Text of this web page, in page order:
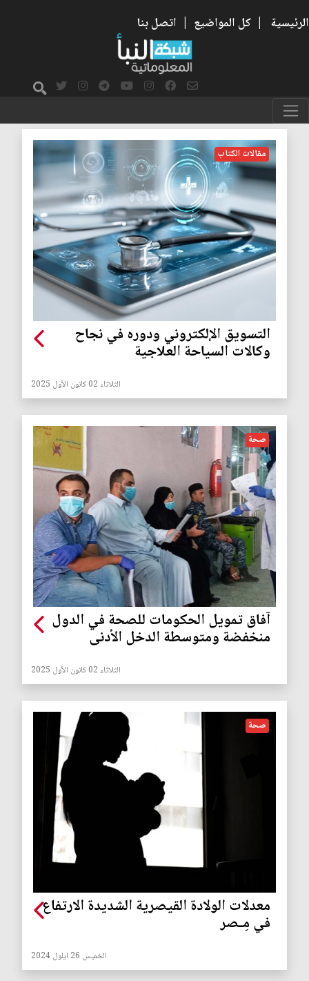
الرئيسية | كل المواضيع | اتصل بنا
الرعاية الصحية
مقالات الكتاب
التسويق الإلكتروني ودوره في نجاح
وكالات السياحة العلاجية
الثلاثاء 02 كانون الأول 2025
صحة
آفاق تمويل الحكومات للصحة في الدول
منخفضة ومتوسطة الدخل الأدنى
الثلاثاء 02 كانون الأول 2025
صحة
معدلات الولادة القيصرية الشديدة الارتفاع
في مِـصر
الخميس 26 ايلول 2024